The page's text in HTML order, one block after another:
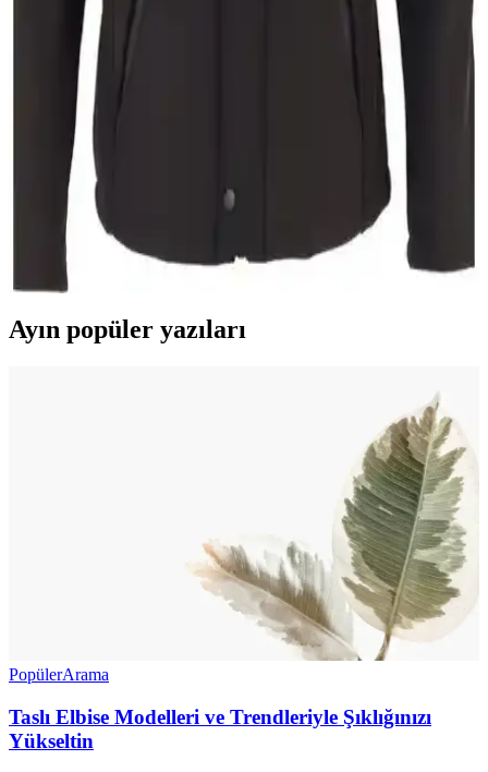
Pobudo Koyu Lacivert Renk Hardal Kürklü Kot
Mont İncelemesi ve Özellikleri
Pobudo'nun koyu lacivert, hardal kürklü kot montu, 2024 sezonuna
uygun, şık ve fonksiyonel tasarımıyla dikkat çeker. Kaliteli malzeme
ve detaylar, rahatlık ve dayanıklılık sağlar.
Prifaldi Erkek Siyah Softshell Mont ve Stil Kombin
Kapşonlu Mont Karşılaştırması
İki erkek mont modelinin özellikleri, malzeme kalitesi ve kullanıcı
deneyimleri detaylı karşılaştırmasıyla, en uygun seçimi yapmanıza
yardımcı oluyor.
Ayın popüler yazıları
PopülerArama
Taslı Elbise Modelleri ve Trendleriyle Şıklığınızı
Yükseltin